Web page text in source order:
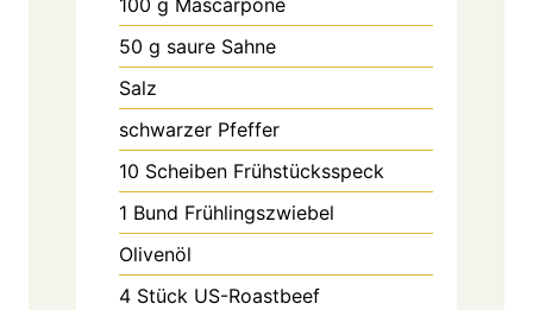
100 g Mascarpone
50 g saure Sahne
Salz
schwarzer Pfeffer
10 Scheiben Frühstücksspeck
1 Bund Frühlingszwiebel
Olivenöl
4 Stück US-Roastbeef